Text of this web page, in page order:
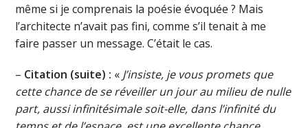
même si je comprenais la poésie évoquée ? Mais
l’architecte n’avait pas fini, comme s’il tenait à me
faire passer un message. C’était le cas.
– Citation (suite) : « J’insiste, je vous promets que
cette chance de se réveiller un jour au milieu de nulle
part, aussi infinitésimale soit-elle, dans l’infinité du